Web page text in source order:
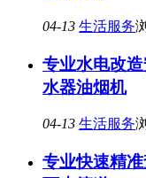
04-13 生活服务
专业水电改
水器油烟机
04-13 生活服务
专业快速精